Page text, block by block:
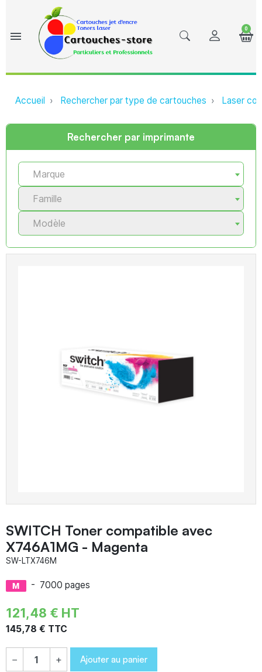
menu
0
Accueil Rechercher par type de cartouches Laser
Rechercher par imprimante
Marque
Famille
Modèle
SWITCH Toner compatible avec
X746A1MG - Magenta
SW-LTX746M
- 7000 pages
121,48 € HT
145,78 € TTC
− + Ajouter au panier